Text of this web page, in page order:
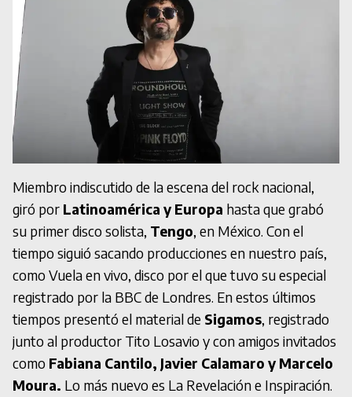
Miembro indiscutido de la escena del rock nacional,
giró por Latinoamérica y Europa hasta que grabó
su primer disco solista, Tengo, en México. Con el
tiempo siguió sacando producciones en nuestro país,
como Vuela en vivo, disco por el que tuvo su especial
registrado por la BBC de Londres. En estos últimos
tiempos presentó el material de Sigamos, registrado
junto al productor Tito Losavio y con amigos invitados
como Fabiana Cantilo, Javier Calamaro y Marcelo
Moura. Lo más nuevo es La Revelación e Inspiración.